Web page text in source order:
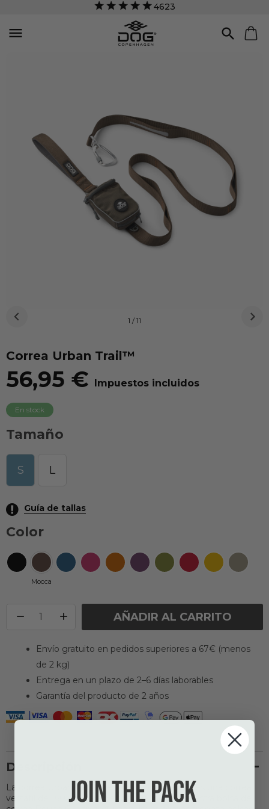
4623
 
1 / 11
Correa Urban Trail™
56,95 € Impuestos incluidos
En stock
Tamaño
S L
Guía de tallas
Color
Mocca
AÑADIR AL CARRITO
Envío gratuito en pedidos superiores a 67€ (menos
de 2 kg)
Entrega en un plazo de 2–6 días laborables
Garantía del producto de 2 años
Descripción
La correa Urban Trail™ de DOG Copenhagen es una correa
versátil de 160 cm para perros que incluye nuestra bolsa de
Join the pack